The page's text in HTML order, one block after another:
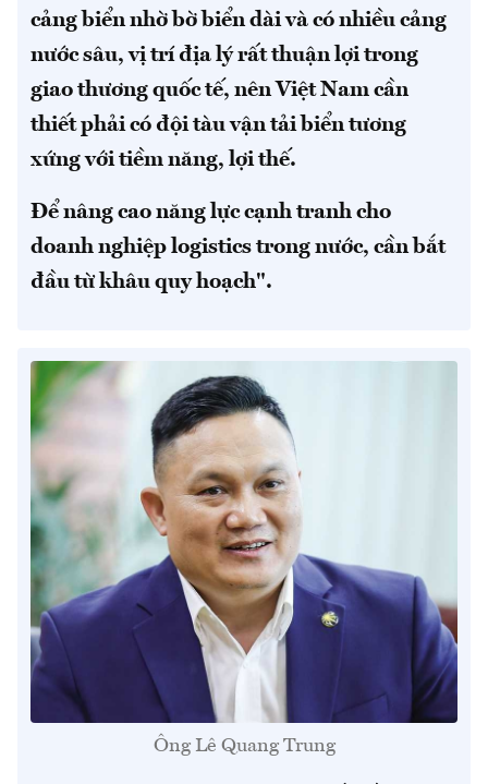
cảng biển nhờ bờ biển dài và có nhiều cảng
nước sâu, vị trí địa lý rất thuận lợi trong
giao thương quốc tế, nên Việt Nam cần
thiết phải có đội tàu vận tải biển tương
xứng với tiềm năng, lợi thế.
Để nâng cao năng lực cạnh tranh cho
doanh nghiệp logistics trong nước, cần bắt
đầu từ khâu quy hoạch".
Ông Lê Quang Trung